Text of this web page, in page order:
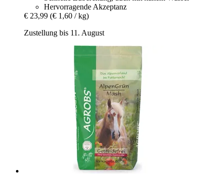
Hervorragende Akzeptanz
€ 23,99 (€ 1,60 / kg)
Zustellung bis 11. August